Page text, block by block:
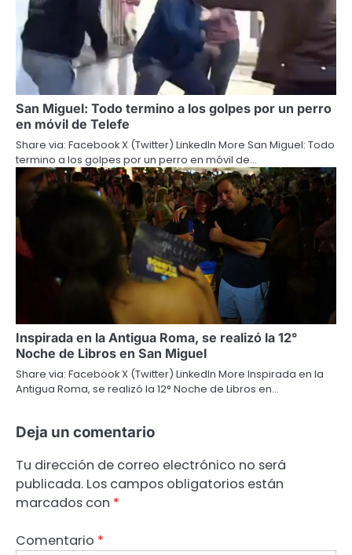
San Miguel: Todo termino a los golpes por un perro
en móvil de Telefe
Share via: Facebook X (Twitter) LinkedIn More San Miguel: Todo
termino a los golpes por un perro en móvil de…
Inspirada en la Antigua Roma, se realizó la 12°
Noche de Libros en San Miguel
Share via: Facebook X (Twitter) LinkedIn More Inspirada en la
Antigua Roma, se realizó la 12° Noche de Libros en…
Deja un comentario
Tu dirección de correo electrónico no será
publicada. Los campos obligatorios están
marcados con *
Comentario *